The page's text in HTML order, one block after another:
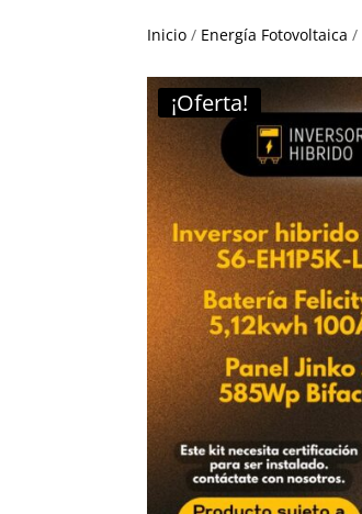
Inicio / Energía Fotovoltaica /
¡Oferta!